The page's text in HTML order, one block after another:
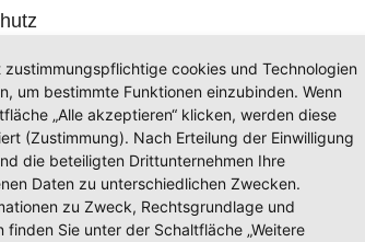
zustimmungspflichtige cookies und Technologien
um bestimmte Funktionen einzubinden. Wenn
„Alle akzeptieren“ klicken, werden diese
(Zustimmung). Nach Erteilung der Einwilligung
die beteiligten Drittunternehmen Ihre
Daten zu unterschiedlichen Zwecken.
zu Zweck, Rechtsgrundlage und
finden Sie unter der Schaltfläche „Weitere